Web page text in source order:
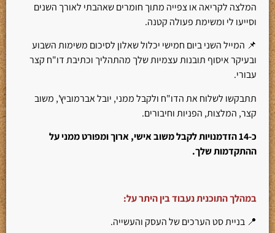
המלצה לקריאה או צפייה מתוך חומרים שאהבתי לאורך השנים
וסייעו לי ומשימת פעולה קטנה.
📌 המייל השני ביום חמישי יכלול שאלון לסיכום משימות השבוע
ובעיקר איסוף תובנות עצמיות שלך מהתהליך וכתיבת דו"ח קצר
עבורי.
תתבקשו לשלוח את הדו"ח ולקבל ממני, יובל אברמוביץ', משוב
קצר, המלצות, הפניות וחיבורים.
כ-14 הזדמנויות לקבל משוב אישי, ארוך ומפורט ממני על
ההתקדמות שלך.
במהלך התוכנית נעבוד בין היתר על:
📍 בניית סט הערכים של העסק והעשייה.